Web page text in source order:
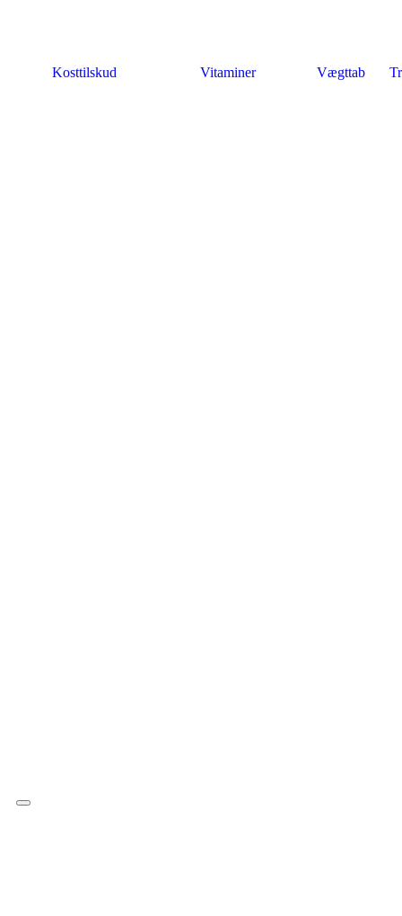
Kosttilskud Vitaminer Vægttab
Hamburger Toggle Menu